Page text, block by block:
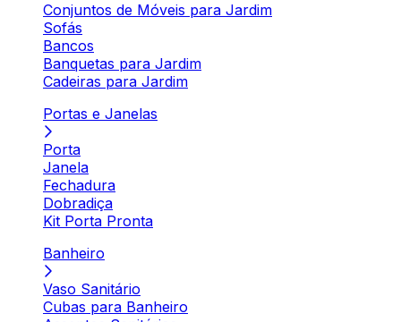
Conjuntos de Móveis para Jardim
Sofás
Bancos
Banquetas para Jardim
Cadeiras para Jardim
Portas e Janelas
Porta
Janela
Fechadura
Dobradiça
Kit Porta Pronta
Banheiro
Vaso Sanitário
Cubas para Banheiro